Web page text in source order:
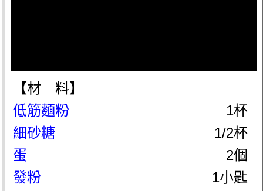
【材 料】
低筋麵粉
1杯
細砂糖
1/2杯
蛋
2個
發粉
1小匙